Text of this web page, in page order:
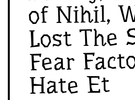
of Nihil,
Lost The
Fear
Hate Et